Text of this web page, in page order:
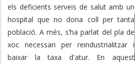
els deficients serveis de salut amb un
hospital que no dona coll per tanta
població. A més, s’ha parlat del pla de
xoc necessari per reindustrialitzar i
baixar la taxa d'atur. En aquest